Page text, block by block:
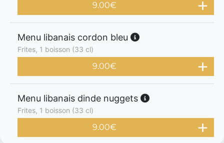
9.00€
Menu libanais cordon bleu
Frites, 1 boisson (33 cl)
9.00€
Menu libanais dinde nuggets
Frites, 1 boisson (33 cl)
9.00€